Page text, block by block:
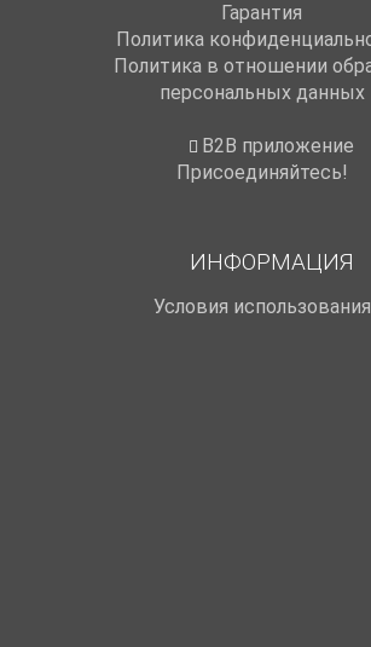
Гарантия
Политика
Политика в отношении
персональных данных
B2B приложение
Присоединяйтесь!
ИНФОРМАЦИЯ
Условия использования